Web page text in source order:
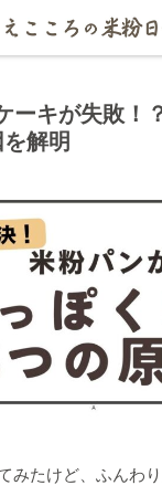
スターがご紹介するパンと
ーキが失敗！
解明
みたけど、ふんわ